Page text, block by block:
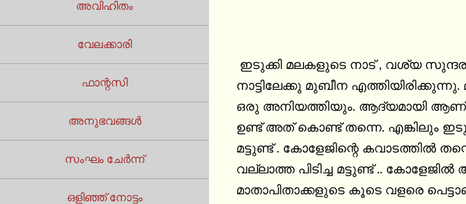
അവിഹിതം
വേലക്കാരി
ഫാന്റസി
അനുഭവങ്ങൾ
സംഘം ചേർന്ന്
ഒളിഞ്ഞ് നോട്ടം
നാട്ടിലേക്കു മുബീന
ഒരു അനിയത്തിയും. ആദ്യമായി ആണ്‌ വീട്ടിൽ നിന്ന് മാറി നിന്നൊരു പഠനം. വല്ലാത്ത ഒരു വീർപ്പുമുട്ടൽ
ഉണ്ട് അത് കൊണ്ട് തന്നെ. എങ്കിലും
മട്ടുണ്ട്‌ . കോളേജിന്റെ കവാടത്തിൽ തന്റെ വീട്ടുകാരുടെ കൂടെ എത്തിയപ്പോ തന്നെ കോളേജ് അവൾക്കു
വല്ലാത്ത പിടിച്ച മട്ടുണ്ട് ..
മാതാപിതാക്കളുടെ കൂടെ വളരെ പെട്ടാണ്